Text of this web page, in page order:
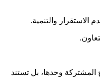
الاستقرار والتنمية.
المشتركة وحدها، بل تستند